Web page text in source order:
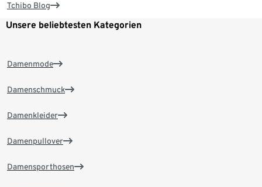
Tchibo Blog
Unsere beliebtesten Kategorien
Damenmode
Damenschmuck
Damenkleider
Damenpullover
Damensporthosen